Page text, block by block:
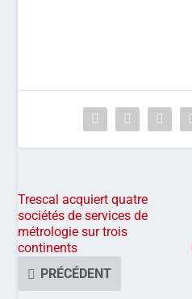
Trescal acquiert quatre
sociétés de services de
métrologie sur trois
continents
PRÉCÉDENT